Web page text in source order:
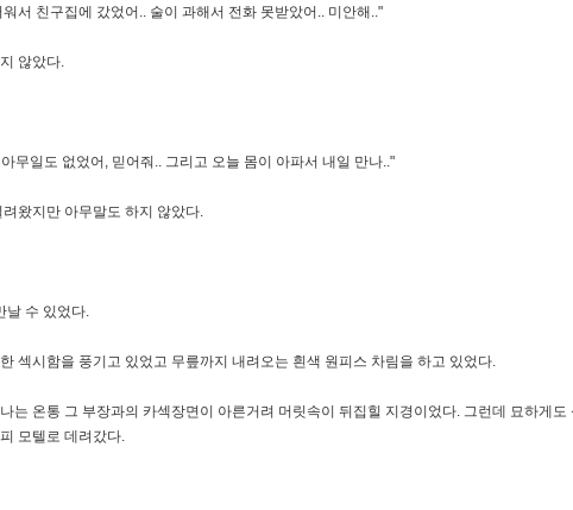
서 친구집에 갔었어.. 술이 과해서 전화 못받았어.. 미안해.."
않았다.
무일도 없었어, 믿어줘.. 그리고 오늘 몸이 아파서 내일 만나.."
왔지만 아무말도 하지 않았다.
날 수 있었다.
섹시함을 풍기고 있었고 무릎까지 내려오는 흰색 원피스 차림을 하고 있었다.
는 온통 그 부장과의 카섹장면이 아른거려 머릿속이 뒤집힐 지경이었다. 그런데 묘하게
모텔로 데려갔다.